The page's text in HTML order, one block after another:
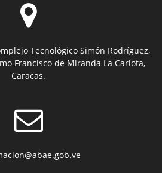
Tecnológico Simón Rodríguez,
Francisco de Miranda La Carlota,
Caracas.